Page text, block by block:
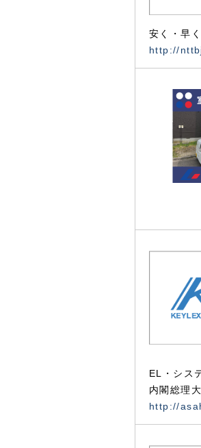
安く・早
http://
EL・シス
内閣総理
http://